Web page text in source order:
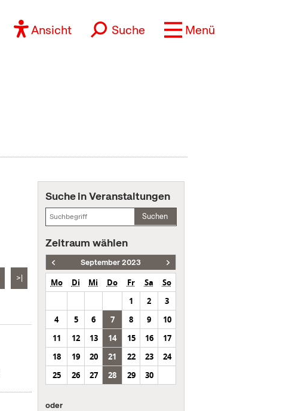
Ansicht Suche Menü
>|
Suche in Veranstaltungen
Suchen
Zeitraum wählen
September 2023
Mo Di Mi Do Fr Sa
So
1
2
3
4
5 6 7 8 9
10
11
12 13 14 15 16
17
18
19 20 21 22 23
24
25
26 27 28 29 30
oder